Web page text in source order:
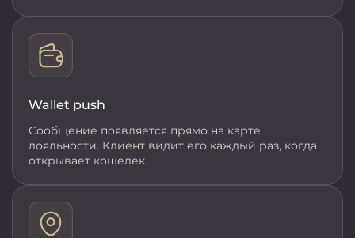
Wallet push
Сообщение появляется прямо на карте
лояльности. Клиент видит его каждый раз, когда
открывает кошелек.